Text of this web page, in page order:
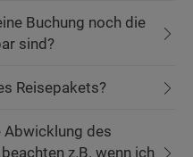
Buchung noch die
sind?
Reisepakets?
Abwicklung des
z.B. wenn ich